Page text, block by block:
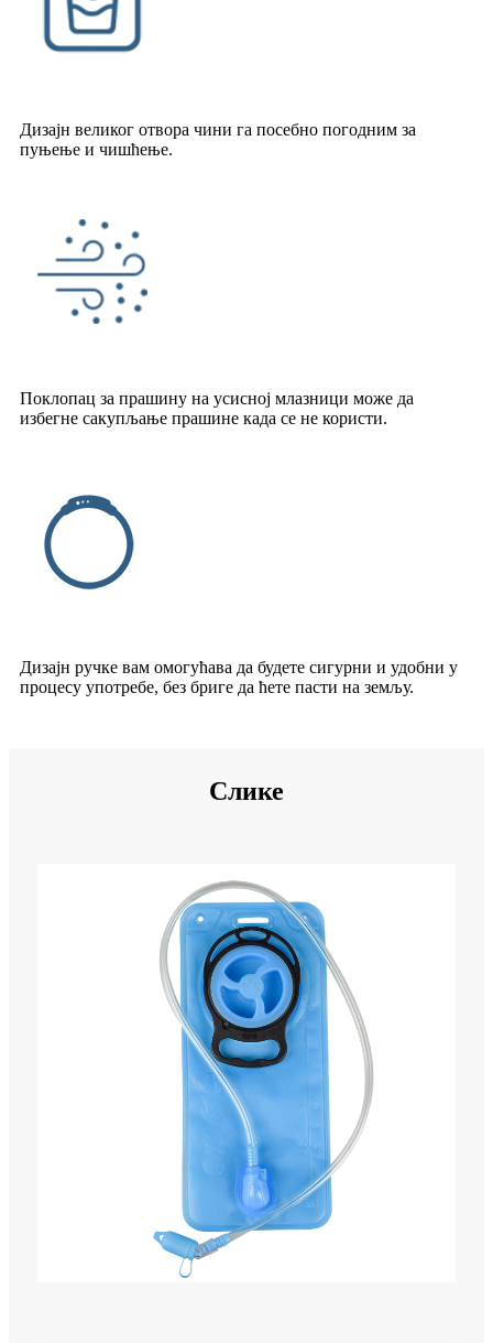
Дизајн великог отвора чини га посебно погодним за
пуњење и чишћење.
Поклопац за прашину на усисној млазници може да
избегне сакупљање прашине када се не користи.
Дизајн ручке вам омогућава да будете сигурни и удобни у
процесу употребе, без бриге да ћете пасти на земљу.
Слике